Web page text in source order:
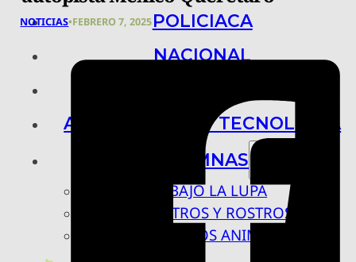
POLICIACA
NACIONAL
ARTE, CIENCIA Y TECNOLOGÍA
COLUMNAS
BAJO LA LUPA
RASTROS Y ROSTROS
VÍNCULOS ANIMALES
NOTICIAS•FEBRERO 7, 2025